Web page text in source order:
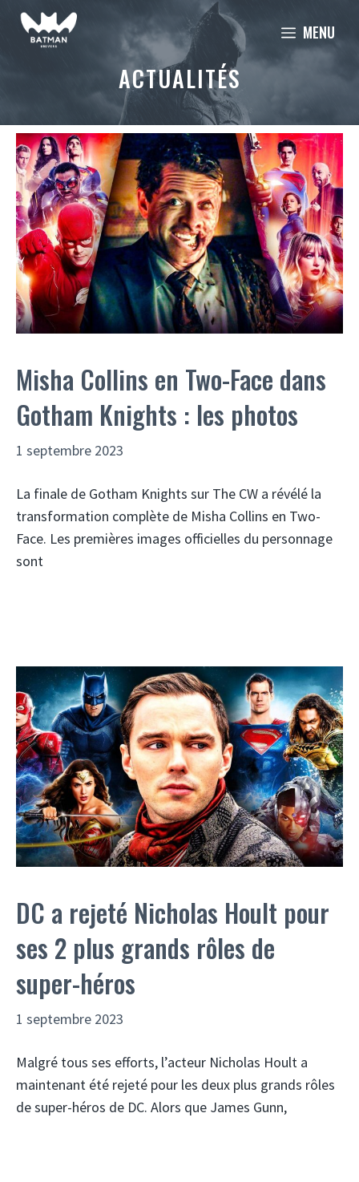
Aller
MENU
ACTUALITÉS
Misha Collins en Two-Face dans
Gotham Knights : les photos
1 septembre 2023
La finale de Gotham Knights sur The CW a révélé la
transformation complète de Misha Collins en Two-
Face. Les premières images officielles du personnage
sont
DC a rejeté Nicholas Hoult pour
ses 2 plus grands rôles de
super-héros
1 septembre 2023
Malgré tous ses efforts, l’acteur Nicholas Hoult a
maintenant été rejeté pour les deux plus grands rôles
de super-héros de DC. Alors que James Gunn,